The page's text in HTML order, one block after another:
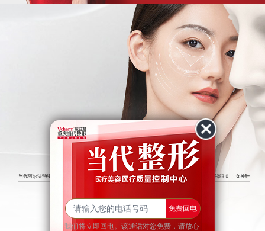
查看更多 免费回电
我们将立即回电。该通话对您免费，请放心